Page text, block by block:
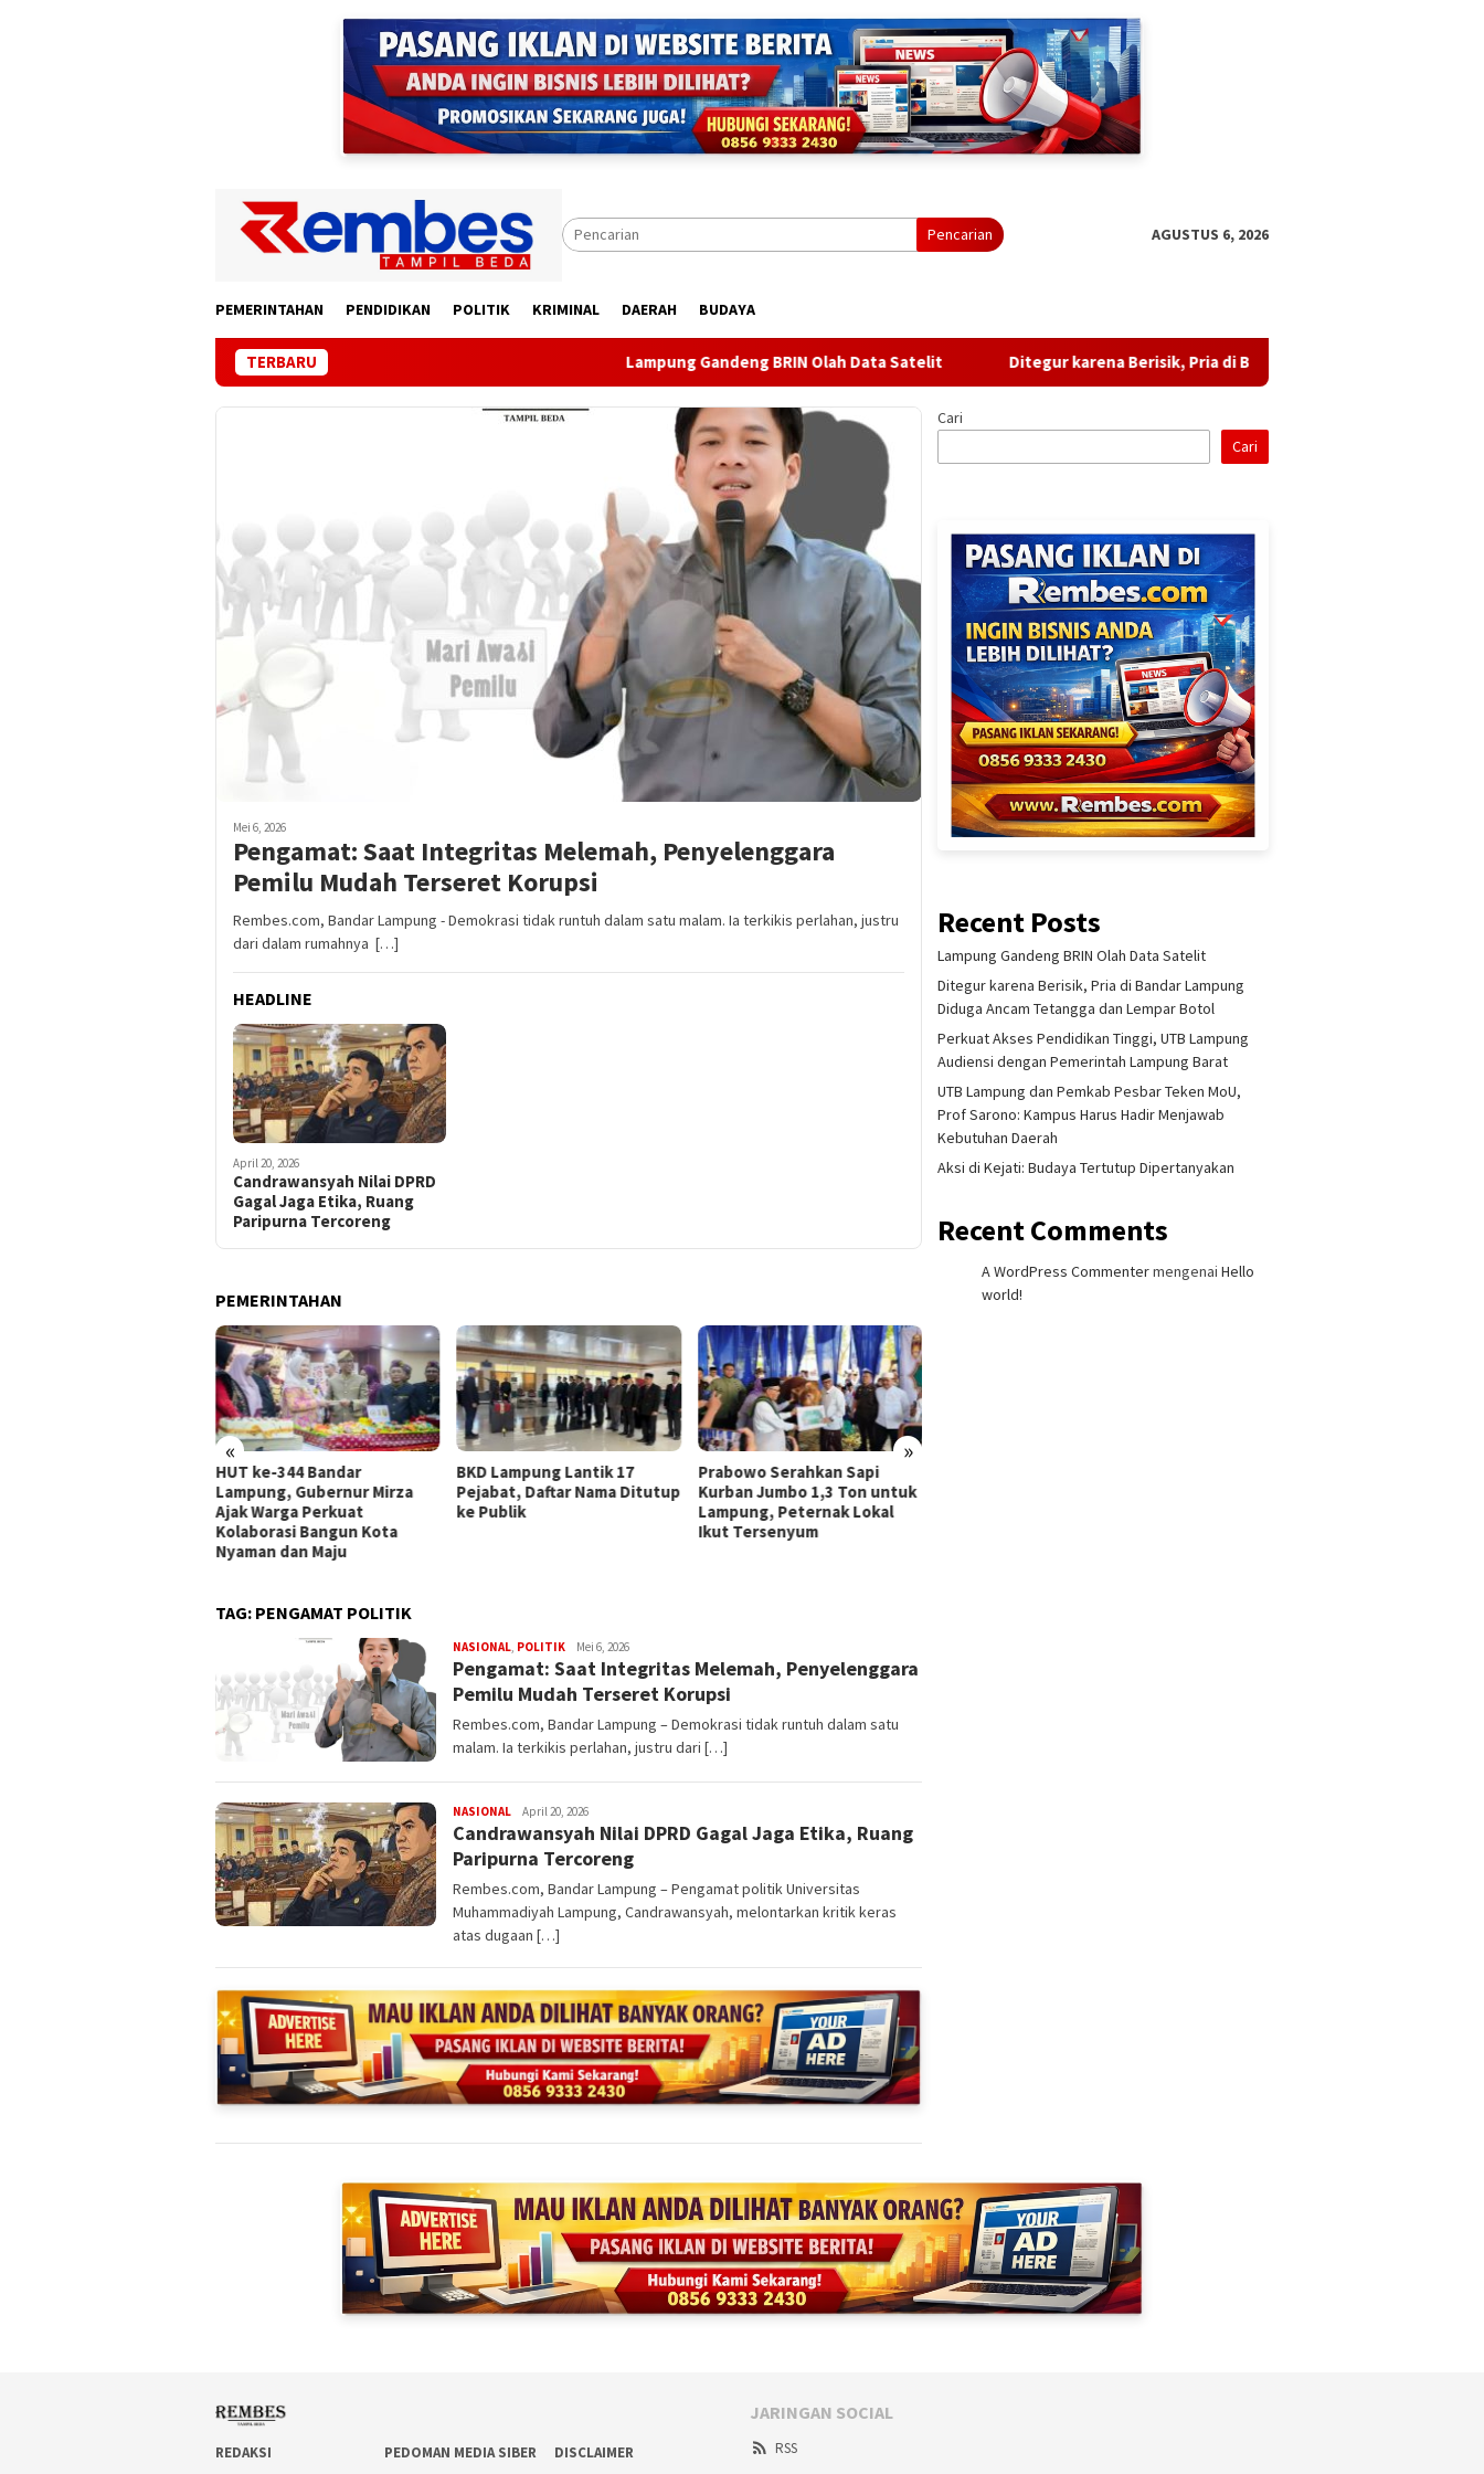
Pencarian AGUSTUS 6, 2026
PEMERINTAHAN PENDIDIKAN POLITIK KRIMINAL DAERAH BUDAYA
TERBARU Lampung Gandeng BRIN Olah Data Satelit Ditegur karena Berisik, Pria di Bandar Lampung Diduga Ancam Tetangga
Mei 6, 2026
Pengamat: Saat Integritas Melemah, Penyelenggara
Pemilu Mudah Terseret Korupsi
Rembes.com, Bandar Lampung - Demokrasi tidak runtuh dalam satu malam. Ia terkikis perlahan, justru
dari dalam rumahnya […]
HEADLINE
April 20, 2026
Candrawansyah Nilai DPRD
Gagal Jaga Etika, Ruang
Paripurna Tercoreng
PEMERINTAHAN
« »
HUT ke-344 Bandar
Lampung, Gubernur Mirza
Ajak Warga Perkuat
Kolaborasi Bangun Kota
Nyaman dan Maju
BKD Lampung Lantik 17
Pejabat, Daftar Nama Ditutup
ke Publik
Prabowo Serahkan Sapi
Kurban Jumbo 1,3 Ton untuk
Lampung, Peternak Lokal
Ikut Tersenyum
TAG: PENGAMAT POLITIK
NASIONAL POLITIKredaksi
rembes
Mei 6, 2026
Pengamat: Saat Integritas Melemah, Penyelenggara
Pemilu Mudah Terseret Korupsi
Rembes.com, Bandar Lampung – Demokrasi tidak runtuh dalam satu
malam. Ia terkikis perlahan, justru dari […]
NASIONAL redaksi
rembes
April 20, 2026
Candrawansyah Nilai DPRD Gagal Jaga Etika, Ruang
Paripurna Tercoreng
Rembes.com, Bandar Lampung – Pengamat politik Universitas
Muhammadiyah Lampung, Candrawansyah, melontarkan kritik keras
atas dugaan […]
Cari
Cari
Recent Posts
Lampung Gandeng BRIN Olah Data Satelit
Ditegur karena Berisik, Pria di Bandar Lampung
Diduga Ancam Tetangga dan Lempar Botol
Perkuat Akses Pendidikan Tinggi, UTB Lampung
Audiensi dengan Pemerintah Lampung Barat
UTB Lampung dan Pemkab Pesbar Teken MoU,
Prof Sarono: Kampus Harus Hadir Menjawab
Kebutuhan Daerah
Aksi di Kejati: Budaya Tertutup Dipertanyakan
Recent Comments
A WordPress CommentermengenaiHello
world!
REDAKSI PEDOMAN MEDIA SIBER DISCLAIMER
JARINGAN SOCIAL
RSS